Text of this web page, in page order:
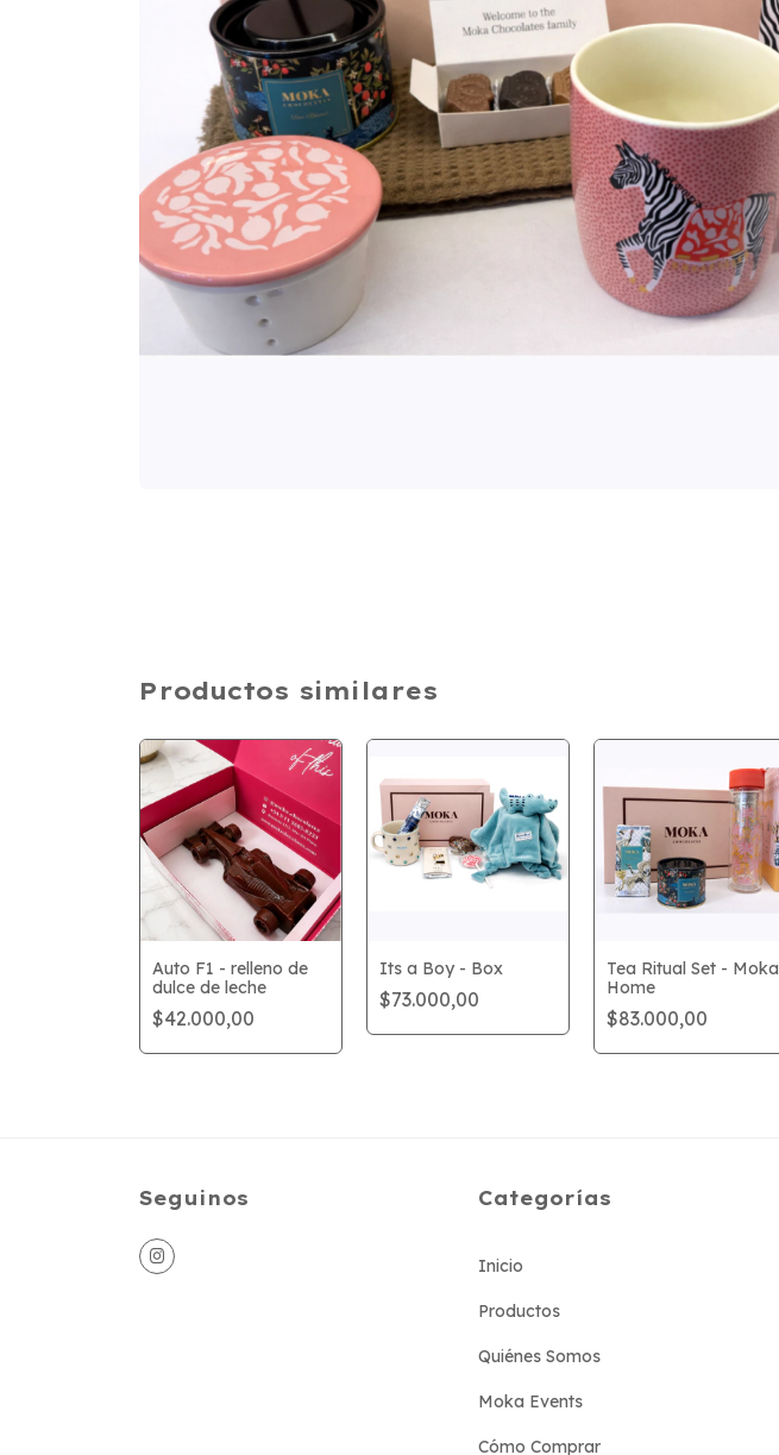
Productos similares
Auto F1 - relleno de
dulce de leche
$42.000,00
Its a Boy - Box
$73.000,00
Tea Ritual Set - Moka
Home
$83.000,00
Seguinos Categorías
Inicio
Productos
Quiénes Somos
Moka Events
Cómo Comprar